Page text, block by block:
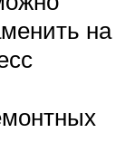
на